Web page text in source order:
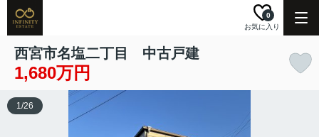
お気に入り
0
西宮市名塩二丁目 中古戸建
1,680万円
1/26